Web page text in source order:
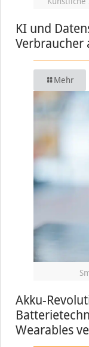
KI und
Verbraucher
Mehr
Akku-
Wearables